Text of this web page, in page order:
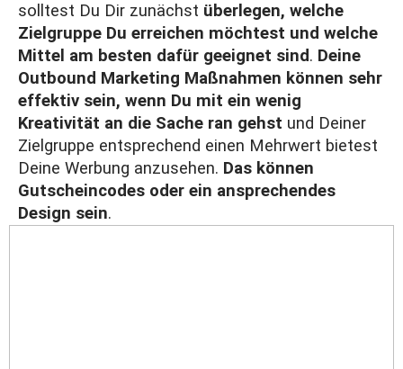
solltest Du Dir zunächst überlegen, welche
Zielgruppe Du erreichen möchtest und welche
Mittel am besten dafür geeignet sind. Deine
Outbound Marketing Maßnahmen können sehr
effektiv sein, wenn Du mit ein wenig
Kreativität an die Sache ran gehst und Deiner
Zielgruppe entsprechend einen Mehrwert bietest
Deine Werbung anzusehen. Das können
Gutscheincodes oder ein ansprechendes
Design sein.